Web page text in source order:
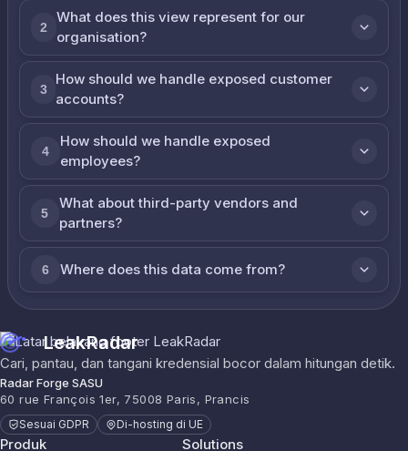
2
What does this view represent for our
organisation?
3
How should we handle exposed customer
accounts?
4
How should we handle exposed
employees?
5
What about third-party vendors and
partners?
6 Where does this data come from?
LeakRadar
Cari, pantau, dan tangani kredensial bocor dalam hitungan detik.
Radar Forge SASU
60 rue François 1er, 75008 Paris, Prancis
Sesuai GDPR Di-hosting di UE
Produk Solutions